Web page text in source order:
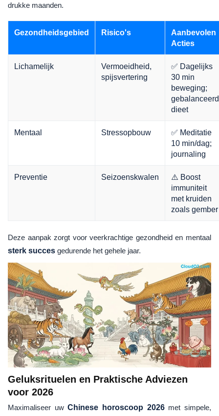
drukke maanden.
Gezondheidsgebied Risico's
Aanbevolen
Acties
Lichamelijk
Vermoeidheid,
spijsvertering
✅ Dagelijks
30 min
beweging;
gebalanceerd
dieet
Mentaal Stressopbouw
✅ Meditatie
10 min/dag;
journaling
Preventie Seizoenskwalen
⚠️ Boost
immuniteit
met kruiden
zoals gember
Deze aanpak zorgt voor veerkrachtige gezondheid en mentaal
sterk succes gedurende het gehele jaar.
Geluksrituelen en Praktische Adviezen
voor 2026
Maximaliseer uwChinese horoscoop 2026met simpele,